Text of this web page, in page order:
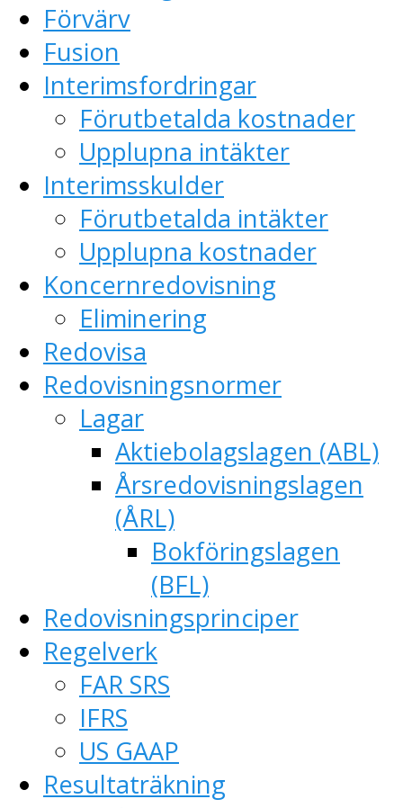
Förvärv
Fusion
Interimsfordringar
Förutbetalda kostnader
Upplupna intäkter
Interimsskulder
Förutbetalda intäkter
Upplupna kostnader
Koncernredovisning
Eliminering
Redovisa
Redovisningsnormer
Lagar
Aktiebolagslagen (ABL)
Årsredovisningslagen
(ÅRL)
Bokföringslagen
(BFL)
Redovisningsprinciper
Regelverk
FAR SRS
IFRS
US GAAP
Resultaträkning